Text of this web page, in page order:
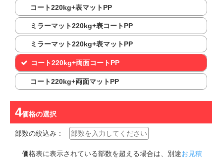
コート220kg+表マットPP
ミラーマット220kg+表コートPP
ミラーマット220kg+表マットPP
コート220kg+両面コートPP
コート220kg+両面マットPP
価格の選択
部数の絞込み：
価格表に表示されている部数を超える場合は、別途お見積